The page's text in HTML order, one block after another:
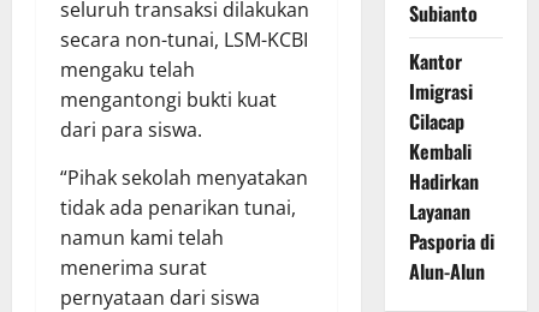
seluruh transaksi dilakukan
secara non-tunai, LSM-KCBI
mengaku telah
mengantongi bukti kuat
dari para siswa.
“Pihak sekolah menyatakan
tidak ada penarikan tunai,
namun kami telah
menerima surat
pernyataan dari siswa
Subianto
Kantor
Imigrasi
Cilacap
Kembali
Hadirkan
Layanan
Pasporia di
Alun-Alun